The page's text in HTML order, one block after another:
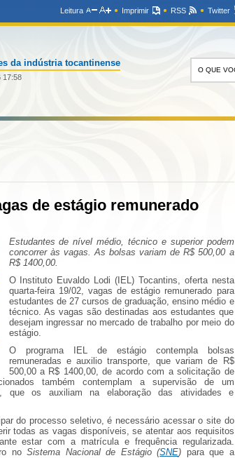
Leitura Imprimir RSS Twitter
da indústria tocantinense
17:58
de estágio remunerado
Estudantes de nível médio, técnico e superior podem
concorrer às vagas. As bolsas variam de R$ 500,00 a
R$ 1400,00.
O Instituto Euvaldo Lodi (IEL) Tocantins, oferta nesta
quarta-feira 19/02, vagas de estágio remunerado para
estudantes de 27 cursos de graduação, ensino médio e
técnico. As vagas são destinadas aos estudantes que
desejam ingressar no mercado de trabalho por meio do
estágio.
O programa IEL de estágio contempla bolsas
remuneradas e auxilio transporte, que variam de R$
500,00 a R$ 1400,00, de acordo com a solicitação de
também contemplam a supervisão de um
que os auxiliam na elaboração das atividades e
do processo seletivo, é necessário acessar o site do
todas as vagas disponíveis, se atentar aos requisitos
estar com a matrícula e frequência regularizada.
noSistema Nacional de Estágio (SNE) para que a